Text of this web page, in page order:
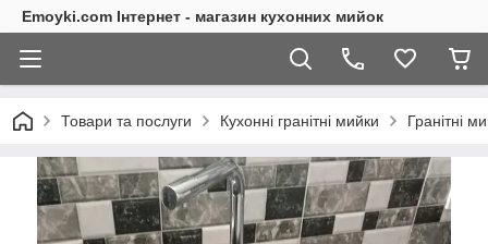
Emoyki.com Інтернет - магазин кухонних мийок
Товари та послуги Кухонні гранітні мийки Гранітні